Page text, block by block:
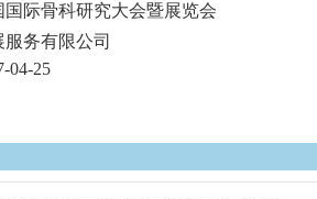
国际骨科研究大会暨展览会
务有限公司
04-25